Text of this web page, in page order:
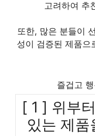
고려하여 추
또한, 많은 분들이
성이 검증된 제품으
즐겁고
[ 1 ] 위부
있는 제품